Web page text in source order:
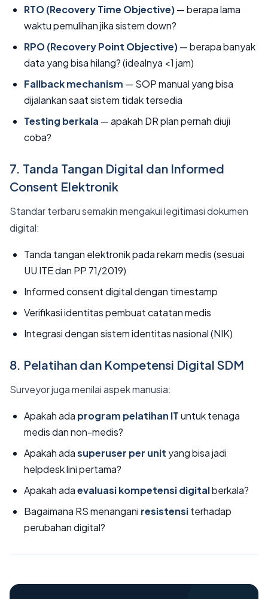
RTO (Recovery Time Objective)— berapa lama
waktu pemulihan jika sistem down?
RPO (Recovery Point Objective)— berapa banyak
data yang bisa hilang? (idealnya <1 jam)
Fallback mechanism — SOP manual yang bisa
dijalankan saat sistem tidak tersedia
Testing berkala — apakah DR plan pernah diuji
coba?
7. Tanda Tangan Digital dan Informed
Consent Elektronik
Standar terbaru semakin mengakui legitimasi dokumen
digital:
Tanda tangan elektronik pada rekam medis (sesuai
UU ITE dan PP 71/2019)
Informed consent digital dengan timestamp
Verifikasi identitas pembuat catatan medis
Integrasi dengan sistem identitas nasional (NIK)
8. Pelatihan dan Kompetensi Digital SDM
Surveyor juga menilai aspek manusia:
Apakah ada program pelatihan ITuntuk tenaga
medis dan non-medis?
Apakah adasuperuser per unit yang bisa jadi
helpdesk lini pertama?
Apakah adaevaluasi kompetensi digitalberkala?
Bagaimana RS menangani resistensiterhadap
perubahan digital?